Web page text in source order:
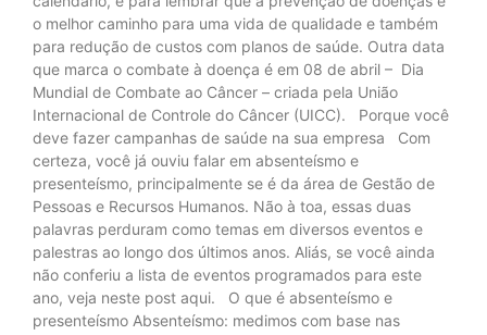
o melhor caminho para uma vida de qualidade e também
para redução de custos com planos de saúde. Outra data
que marca o combate à doença é em 08 de abril – Dia
Mundial de Combate ao Câncer – criada pela União
Internacional de Controle do Câncer (UICC). Porque você
deve fazer campanhas de saúde na sua empresa Com
certeza, você já ouviu falar em absenteísmo e
presenteísmo, principalmente se é da área de Gestão de
Pessoas e Recursos Humanos. Não à toa, essas duas
palavras perduram como temas em diversos eventos e
palestras ao longo dos últimos anos. Aliás, se você ainda
não conferiu a lista de eventos programados para este
ano, veja neste post aqui. O que é absenteísmo e
presenteísmo Absenteísmo: medimos com base nas